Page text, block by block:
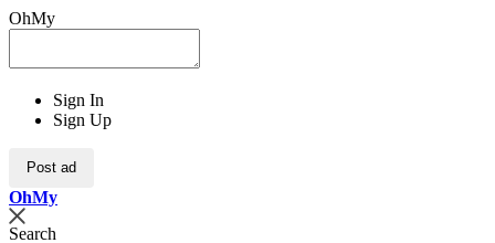
OhMy
Sign In
Sign Up
Post ad
OhMy
Search